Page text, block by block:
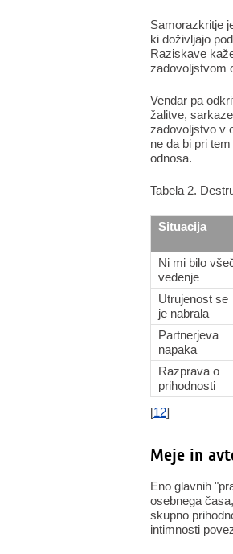
Samorazkritje
ki doživljajo
Raziskave
zadovoljstvom
Vendar pa
žalitve,
zadovoljstvo v
ne da bi pri
odnosa.
Tabela 2.
Situacija
Ni mi bilo
vedenje
Utrujenost se
je nabrala
Partnerjeva
napaka
Razprava o
prihodnosti
[12]
Meje in
Eno glavnih
osebnega
skupno
intimnosti